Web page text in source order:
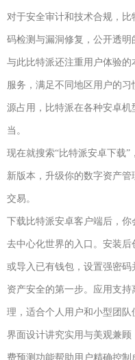
对于安全审计和技术合规，
码检测与漏洞修复，公开透明
与此比特派还注重用户体验
服务，满足不同地区用户的
源占用，比特派在各种安卓
当。
现在就搜索“比特派安卓下载
新版本，升级你的数字资产
交易。
下载比特派安卓客户端后，
去中心化世界的入口。安装
或导入已有钱包，设置强密
资产安全的第一步。应用支
理，适合个人用户和小型团队
界面设计讲究实用与美观兼
费预测功能帮助用户精确控